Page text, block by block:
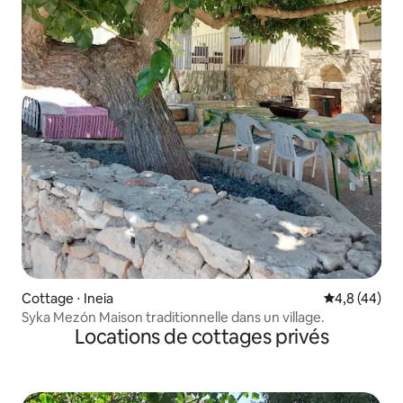
Cottage ⋅ Ineia Évaluation
4,8 (44)
Syka Mezón Maison traditionnelle dans un village.
Locations de cottages privés